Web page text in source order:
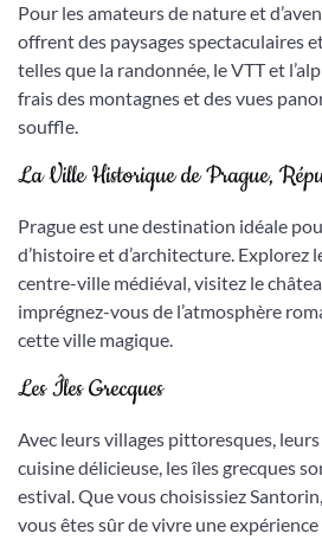
Pour les amateurs de nature et
offrent des paysages spectaculaires
telles que la randonnée, le VTT et
frais des montagnes et des vues
souffle.
La Ville Historique de Prague,
Prague est une destination idéale
d’histoire et d’architecture. Explorez
centre-ville médiéval, visitez le
imprégnez-vous de l’atmosphère
cette ville magique.
Les Îles Grecques
Avec leurs villages pittoresques,
cuisine délicieuse, les îles grecques
estival. Que vous choisissiez
vous êtes sûr de vivre une